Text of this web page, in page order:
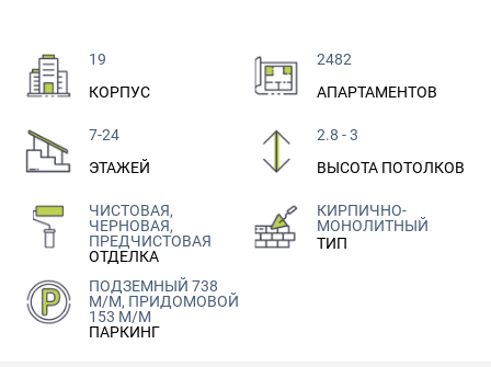
19
КОРПУС
2482
АПАРТАМЕНТОВ
7-24
ЭТАЖЕЙ
2.8 - 3
ВЫСОТА ПОТОЛКОВ
ЧИСТОВАЯ,
ЧЕРНОВАЯ,
ПРЕДЧИСТОВАЯ
ОТДЕЛКА
КИРПИЧНО-
МОНОЛИТНЫЙ
ТИП
ПОДЗЕМНЫЙ 738
М/М, ПРИДОМОВОЙ
153 М/М
ПАРКИНГ